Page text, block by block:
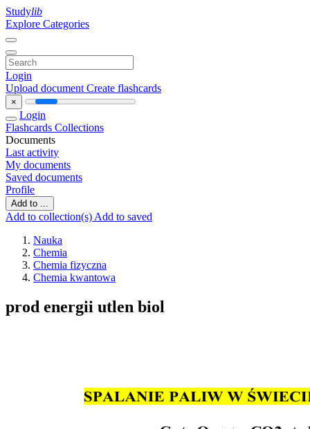
Studylib
Explore Categories
Login
Upload document Create flashcards
×
Login
Flashcards Collections
Documents
Last activity
My documents
Saved documents
Profile
Add to ...
Add to collection(s) Add to saved
Nauka
Chemia
Chemia fizyczna
Chemia kwantowa
prod energii utlen biol